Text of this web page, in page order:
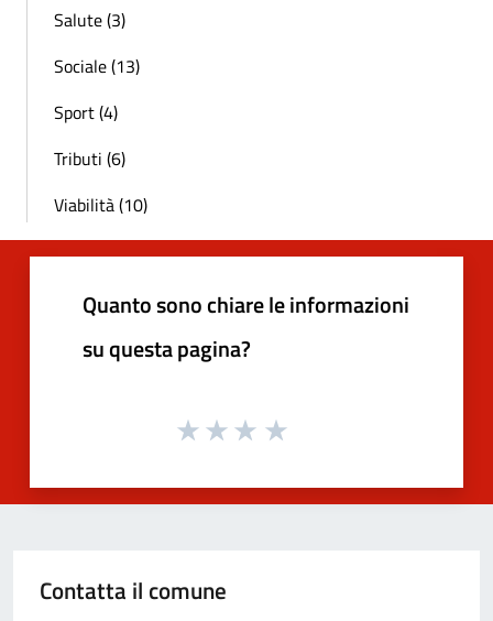
Salute (3)
Sociale (13)
Sport (4)
Tributi (6)
Viabilità (10)
Quanto sono chiare le informazioni
su questa pagina?
Contatta il comune